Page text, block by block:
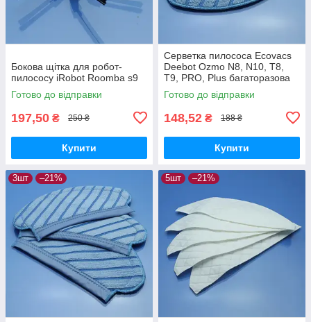
Бокова щітка для робот-
пилососу iRobot Roomba s9
Готово до відправки
197,50 ₴ 250 ₴
Купити
Серветка пилососа Ecovacs
Deebot Ozmo N8, N10, T8,
T9, PRO, Plus багаторазова
Готово до відправки
148,52 ₴ 188 ₴
Купити
3шт –21% 5шт –21%